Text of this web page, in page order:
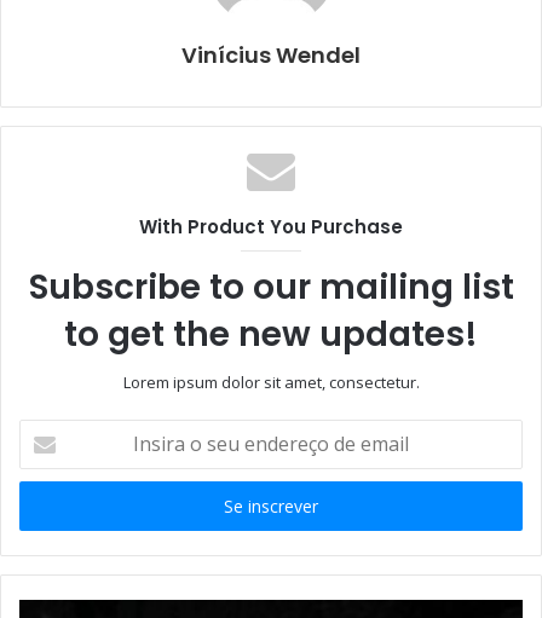
Vinícius Wendel
With Product You Purchase
Subscribe to our mailing list
to get the new updates!
Lorem ipsum dolor sit amet, consectetur.
seu
de
email